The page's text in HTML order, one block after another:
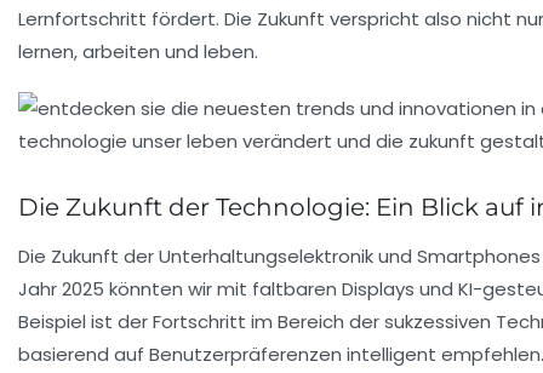
Lernfortschritt fördert. Die Zukunft verspricht also nicht
lernen, arbeiten und leben.
Die Zukunft der Technologie: Ein Blick auf
Die Zukunft derUnterhaltungselektronikund Smartphones
Jahr 2025 könnten wir mit faltbaren Displays und KI-
Beispiel ist der Fortschritt im Bereich dersukzessiven
basierend auf Benutzerpräferenzen intelligent